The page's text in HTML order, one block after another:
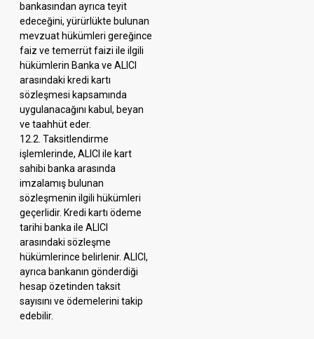
bankasından ayrıca teyit
edeceğini, yürürlükte bulunan
mevzuat hükümleri gereğince
faiz ve temerrüt faizi ile ilgili
hükümlerin Banka ve ALICI
arasındaki kredi kartı
sözleşmesi kapsamında
uygulanacağını kabul, beyan
ve taahhüt eder.
12.2. Taksitlendirme
işlemlerinde, ALICI ile kart
sahibi banka arasında
imzalamış bulunan
sözleşmenin ilgili hükümleri
geçerlidir. Kredi kartı ödeme
tarihi banka ile ALICI
arasındaki sözleşme
hükümlerince belirlenir. ALICI,
ayrıca bankanın gönderdiği
hesap özetinden taksit
sayısını ve ödemelerini takip
edebilir.